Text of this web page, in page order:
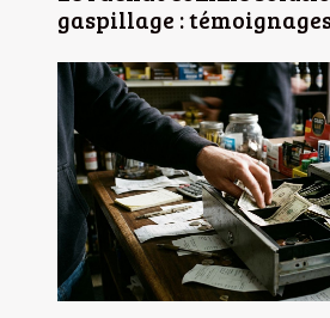
gaspillage :